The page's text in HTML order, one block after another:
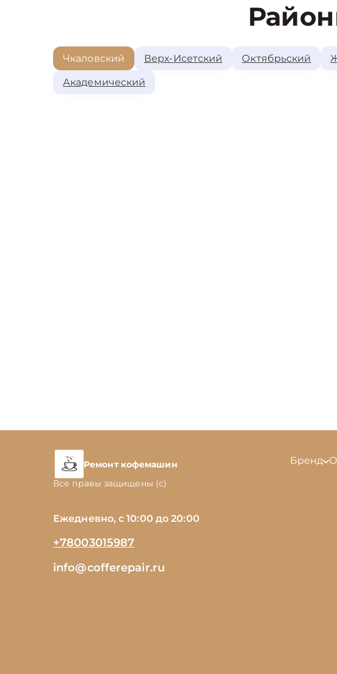
Чкаловский Верх-Исетский Октябрьский
Академический
Ремонт кофемашин
Все правы защищены (с)
Ежедневно, с 10:00 до 20:00
+78003015987
info@cofferepair.ru
Бренд